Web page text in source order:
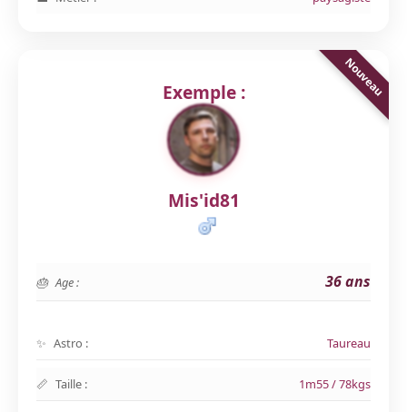
Exemple :
Mis'id81
Age : 36 ans
Astro : Taureau
Taille : 1m55 / 78kgs